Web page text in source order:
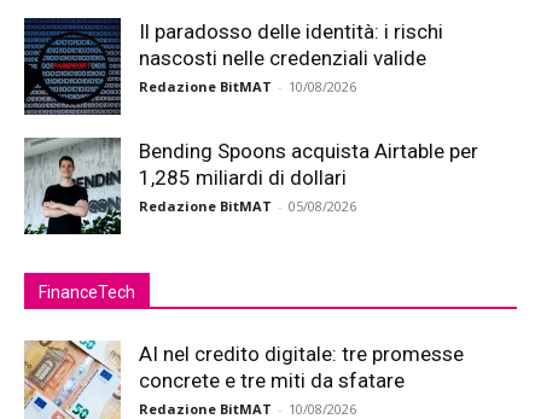
Il paradosso delle identità: i rischi
nascosti nelle credenziali valide
Redazione BitMAT - 10/08/2026
Bending Spoons acquista Airtable per
1,285 miliardi di dollari
Redazione BitMAT - 05/08/2026
FinanceTech
AI nel credito digitale: tre promesse
concrete e tre miti da sfatare
Redazione BitMAT - 10/08/2026